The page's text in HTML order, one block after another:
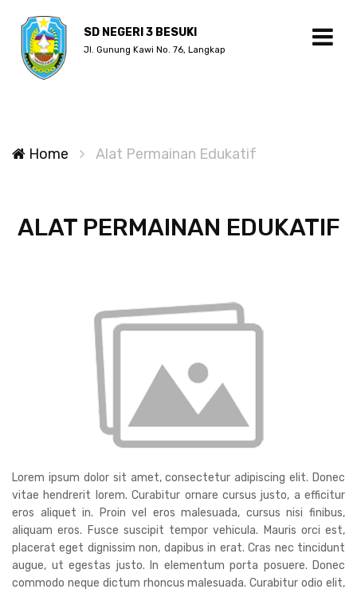
SD NEGERI 3 BESUKI
Jl. Gunung Kawi No. 76, Langkap
Home Alat Permainan Edukatif
ALAT PERMAINAN EDUKATIF
Lorem ipsum dolor sit amet, consectetur adipiscing elit. Donec
vitae hendrerit lorem. Curabitur ornare cursus justo, a efficitur
eros aliquet in. Proin vel eros malesuada, cursus nisi finibus,
aliquam eros. Fusce suscipit tempor vehicula. Mauris orci est,
placerat eget dignissim non, dapibus in erat. Cras nec tincidunt
augue, ut egestas justo. In elementum porta posuere. Donec
commodo neque dictum rhoncus malesuada. Curabitur odio elit,